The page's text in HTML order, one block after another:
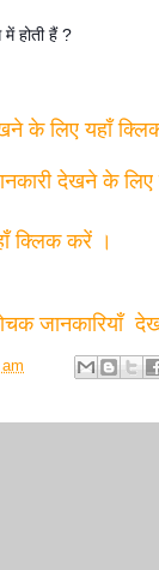
होती हैं ?
के लिए यहाँ
देखने के
क्लिक करें ।
जानकारियाँ